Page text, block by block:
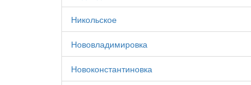
Никольское
Нововладимировка
Новоконстантиновка